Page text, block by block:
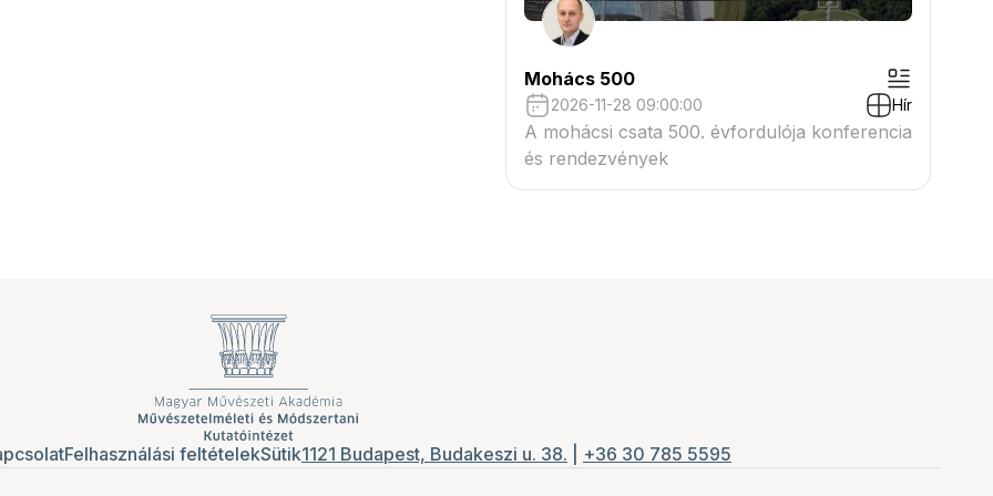
Mohács 500
2026-11-28 09:00:00 Hír
A mohácsi csata 500. évfordulója konferencia
és rendezvények
Felhasználási feltételekSütik1121 Budapest, Budakeszi u. 38. +36 30 785 5595